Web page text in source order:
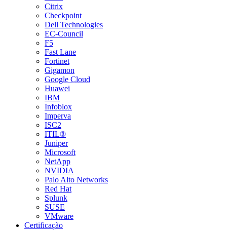
Citrix
Checkpoint
Dell Technologies
EC-Council
F5
Fast Lane
Fortinet
Gigamon
Google Cloud
Huawei
IBM
Infoblox
Imperva
ISC2
ITIL®
Juniper
Microsoft
NetApp
NVIDIA
Palo Alto Networks
Red Hat
Splunk
SUSE
VMware
Certificação